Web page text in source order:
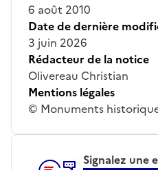
6 août 2010
Date de dernière
3 juin 2026
Rédacteur de la notice
Olivereau Christian
Mentions légales
© Monuments
Signalez une